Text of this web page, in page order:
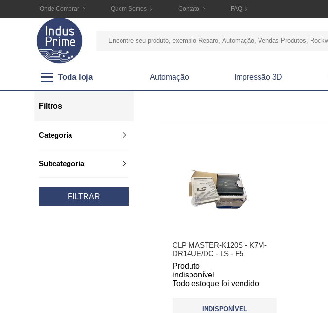
Onde Comprar Quem Somos Contato FAQ
Toda loja Automação Impressão 3D
Filtros
Categoria
Subcategoria
FILTRAR
CLP MASTER-K120S - K7M-
DR14UE/DC - LS - F5
Produto
indisponível
Todo estoque foi vendido
INDISPONÍVEL